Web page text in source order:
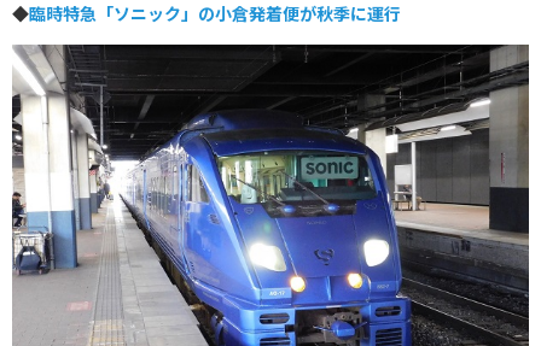
◆臨時特急「ソニック」の小倉発着便が秋季に運行